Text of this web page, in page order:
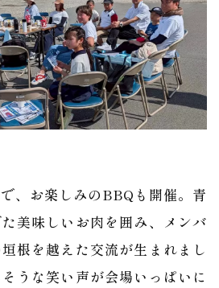
、お楽しみのBBQも開催。青
美味しいお肉を囲み、メンバ
根を越えた交流が生まれまし
うな笑い声が会場いっぱいに